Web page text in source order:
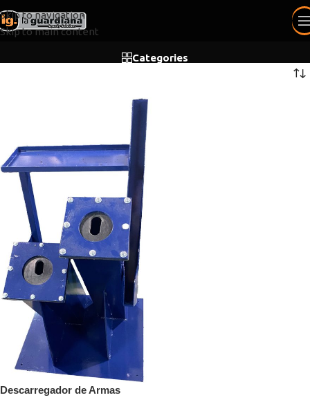
Skip to navigation
Skip to main content
Categories
Descarregador de Armas